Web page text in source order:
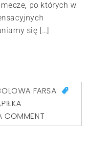
po których w
się […]
FARSA
,PIŁKA
COMMENT